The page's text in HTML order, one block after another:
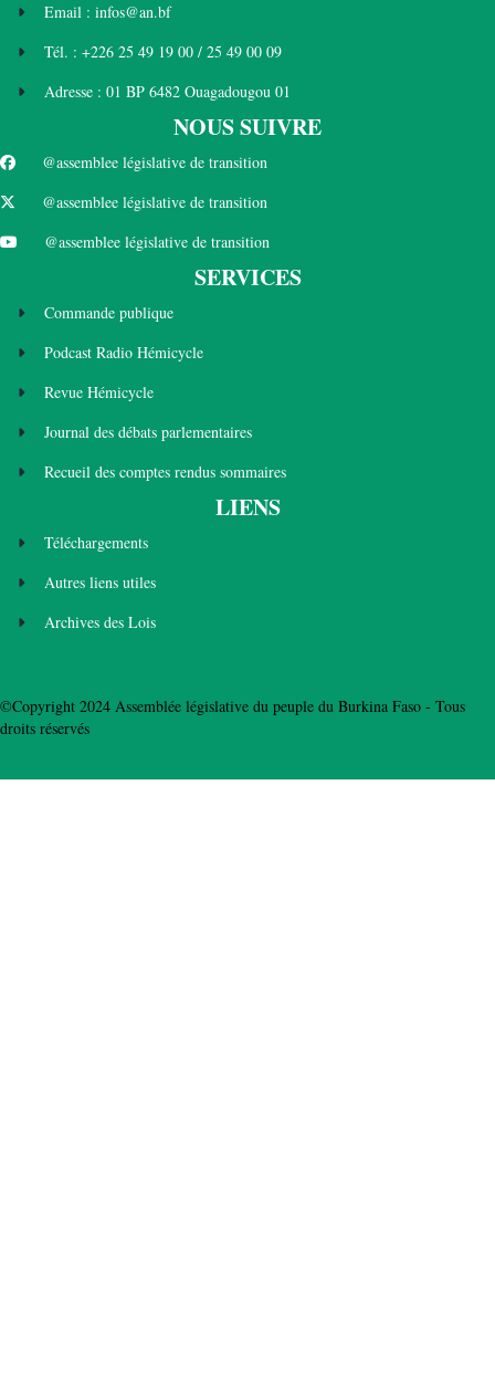
Email : infos@an.bf
Tél. : +226 25 49 19 00 / 25 49 00 09
Adresse : 01 BP 6482 Ouagadougou 01
NOUS SUIVRE
@assemblee législative de transition
@assemblee législative de transition
@assemblee législative de transition
SERVICES
Commande publique
Podcast Radio Hémicycle
Revue Hémicycle
Journal des débats parlementaires
Recueil des comptes rendus sommaires
LIENS
Téléchargements
Autres liens utiles
Archives des Lois
©Copyright 2024 Assemblée législative du peuple du Burkina Faso - Tous
droits réservés